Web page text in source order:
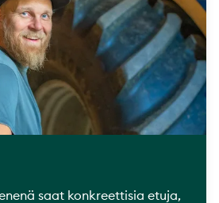
saat konkreettisia etuja,